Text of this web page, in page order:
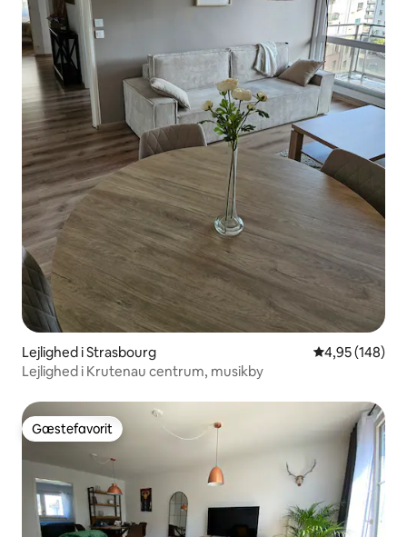
Lejlighed i Strasbourg 4,95 ud af 5 i
4,95 (148)
Lejlighed i Krutenau centrum, musikby
Gæstefavorit
Gæstefavorit